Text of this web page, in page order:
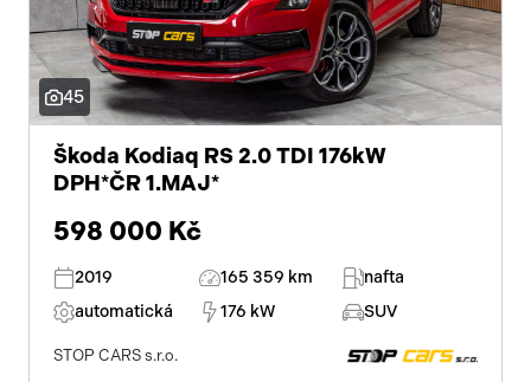
9x airbag
satelitní navigace
senzor světel
parkovací kamera
zadní světla LED
45
Škoda Kodiaq RS 2.0 TDI 176kW
DPH*ČR 1.MAJ*
598 000 Kč
2019 165 359 km
nafta
automatická
176 kW SUV
STOP CARS s.r.o.